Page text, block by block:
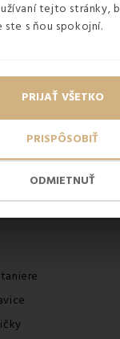
tejto stránky,
s ňou spokojní.
ODMIETNUŤ
PRISPÔSOBIŤ
PRIJAŤ VŠETKO